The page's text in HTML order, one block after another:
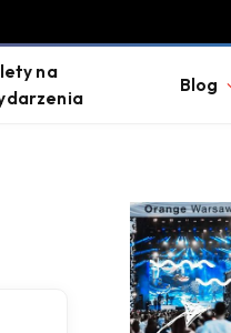
na
Blog